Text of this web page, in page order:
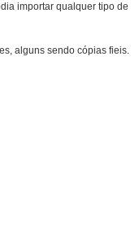
importar qualquer tipo de
alguns sendo cópias fieis.